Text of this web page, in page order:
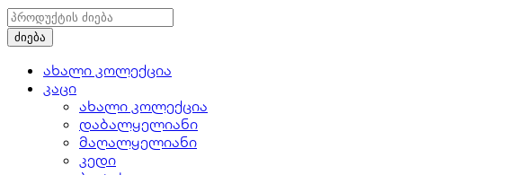
ახალი კოლექცია
კაცი
ახალი კოლექცია
დაბალყელიანი
მაღალყელიანი
კედი